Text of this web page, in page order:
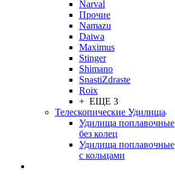
Narval
Прочие
Namazu
Daiwa
Maximus
Stinger
Shimano
SnastiZdraste
Roix
+ ЕЩЕ 3
Телескопические Удилища
Удилища поплавочные
без колец
Удилища поплавочные
с кольцами